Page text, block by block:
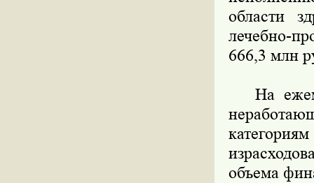
области
лечебно-
666,3 млн
На
объема